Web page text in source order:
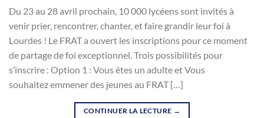
Du 23 au 28 avril prochain, 10 000 lycéens sont invités à
venir prier, rencontrer, chanter, et faire grandir leur foi à
Lourdes ! Le FRAT a ouvert les inscriptions pour ce moment
de partage de foi exceptionnel. Trois possibilités pour
s’inscrire : Option 1 : Vous êtes un adulte et Vous
souhaitez emmener des jeunes au FRAT […]
CONTINUER LA LECTURE →